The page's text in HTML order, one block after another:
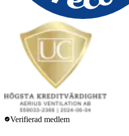
Verifierad medlem